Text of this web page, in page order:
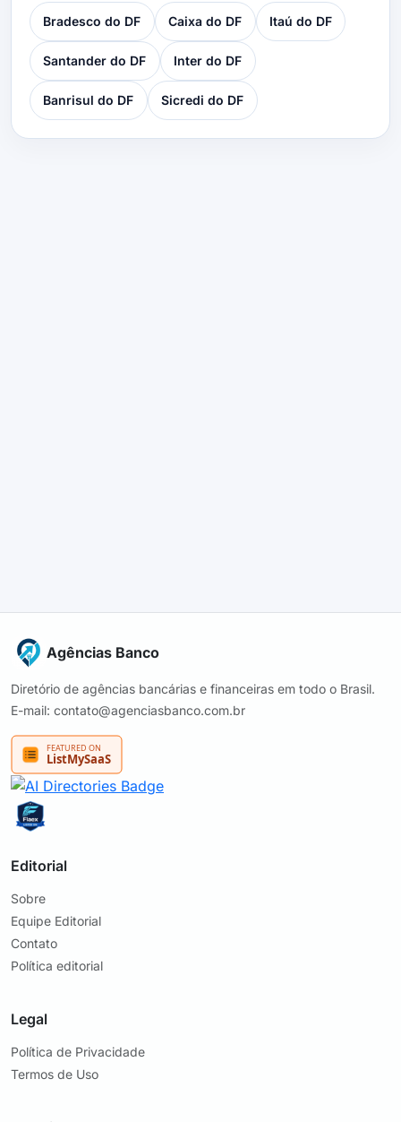
Bradesco do DF Caixa do DF Itaú do DF
Santander do DF Inter do DF
Banrisul do DF Sicredi do DF
Agências Banco
Diretório de agências bancárias e financeiras em todo o Brasil.
E-mail: contato@agenciasbanco.com.br
Editorial
Sobre
Equipe Editorial
Contato
Política editorial
Legal
Política de Privacidade
Termos de Uso